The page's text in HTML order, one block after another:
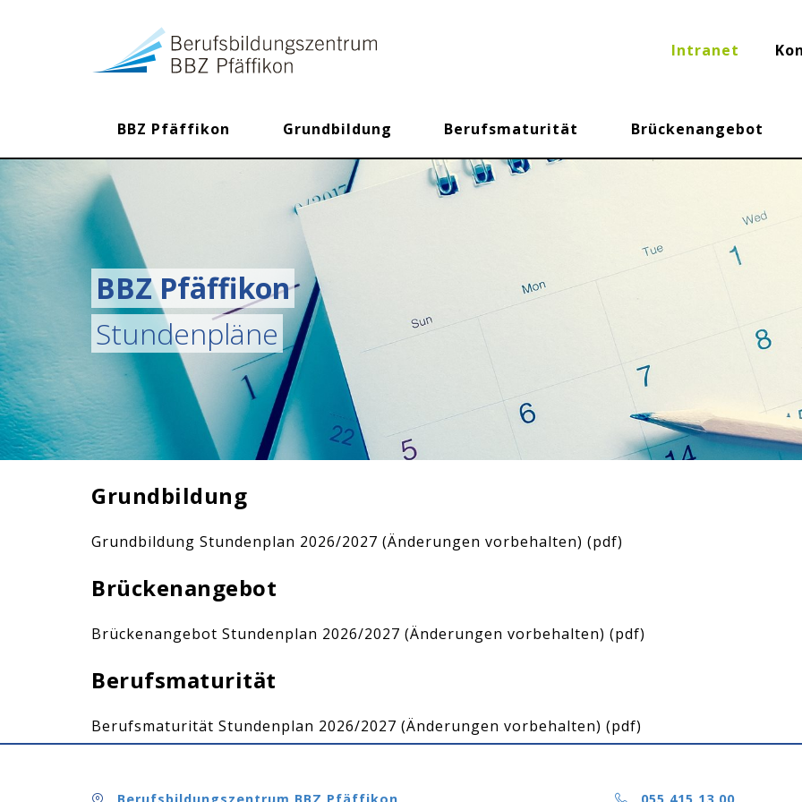
Intranet
BBZ Pfäffikon Grundbildung Berufsmaturität Brückenangebot
BBZ Pfäffikon
Stundenpläne
Grundbildung
Grundbildung Stundenplan 2026/2027 (Änderungen vorbehalten) (pdf)
Brückenangebot
Brückenangebot Stundenplan 2026/2027 (Änderungen vorbehalten) (pdf)
Berufsmaturität
Berufsmaturität Stundenplan 2026/2027 (Änderungen vorbehalten) (pdf)